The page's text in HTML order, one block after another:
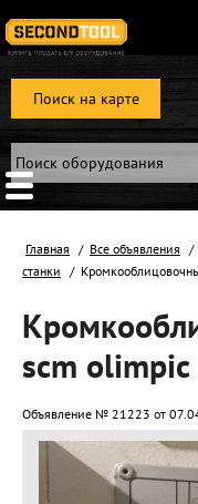
Поиск на карте
Главная Все объявления
станки
scm
Объявление № 21223 от